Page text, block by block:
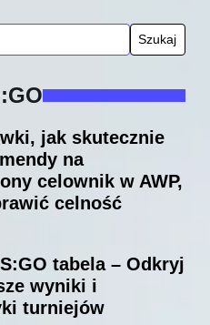
jak skutecznie
na
celownik w AWP,
celność
tabela – Odkryj
wyniki i
turniejów